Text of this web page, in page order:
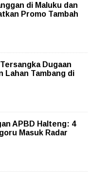
di Maluku dan
Promo Tambah
Dugaan
Lahan Tambang di
APBD Halteng: 4
Masuk Radar